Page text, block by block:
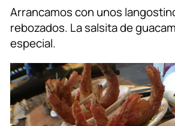
Arrancamos con unos
rebozados. La salsita de
especial.